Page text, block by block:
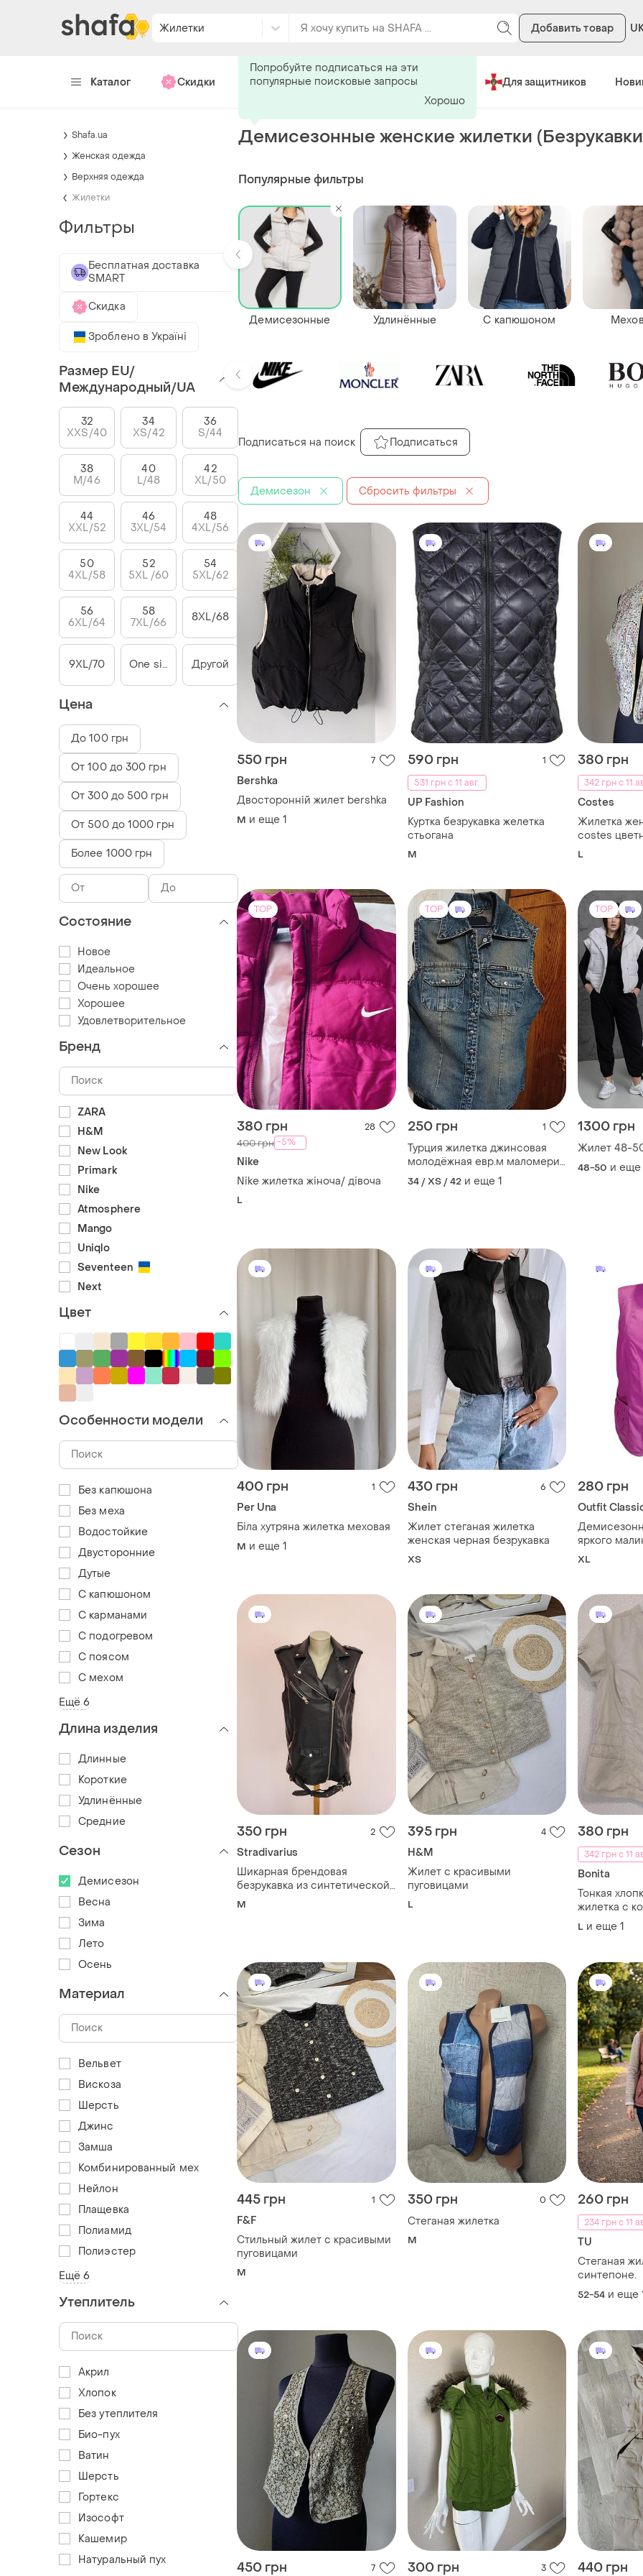
Жилетки Добавить товар
Каталог Скидки Хендмейд Сделано в Украине Для защитников
Демисезонные женские жилетки
550 грн 7
Bershka
Двосторонній жилет bershka
M и еще 1
590 грн
1
531 грн с 11 авг.
UP Fashion
Куртка безрукавка желетка
стьогана
M
380 грн
342 грн с 11
Costes
Жилетка
costes
нитью
L
TOP
380 грн 28
400 грн -5%
Nike
Nike жилетка жіноча/ дівоча
L
TOP
250 грн 1
Турция жилетка джинсовая
молодёжная евр.м маломерит
на s -xs
34 / XS / 42 и еще 1
TOP
1300 грн
Жилет
48-50 и еще
400 грн 1
Per Una
Біла хутряна жилетка меховая
M и еще 1
430 грн 6
Shein
Жилет стеганая жилетка
женская черная безрукавка
ХS
280 грн
Outfit
яркого
цвета с
карманами
XL
350 грн 2
Stradivarius
Шикарная брендовая
безрукавка из синтетической
кожи
M
395 грн 4
H&M
Жилет с красивыми
пуговицами
L
380 грн
342 грн с 11
Bonita
Тонкая
жилетка с
нежно-
немецкого
L и еще 1
445 грн 1
F&F
Стильный жилет с красивыми
пуговицами
M
350 грн 0
Стеганая жилетка
M
260 грн
234 грн с 11
TU
Стеганая
синтепоне.
52-54 и еще
450 грн 7 300 грн 3 440 грн
Популярные фильтры
Демисезонные Удлинённые С капюшоном
Демисезон Сбросить фильтры
Подписаться на поиск Подписаться
Попробуйте подписаться на эти
популярные поисковые запросы
Хорошо
Shafa.ua
Женская одежда
Верхняя одежда
Жилетки
Фильтры
Бесплатная доставка
SMART
Скидка
Зроблено в Україні
Размер EU/
Международный/UA
32
XXS/40
34
XS/42
36
S/44
38
M/46
40
L/48
42
XL/50
44
XXL/52
46
3XL/54
48
4XL/56
50
4XL/58
52
5XL /60
54
5XL/62
56
6XL/64
58
7XL/66
8XL/68
9XL/70 One size Другой
Цена
До 100 грн
От 100 до 300 грн
От 300 до 500 грн
От 500 до 1000 грн
Более 1000 грн
Состояние
Новое
Идеальное
Очень хорошее
Хорошее
Удовлетворительное
Бренд
ZARA
H&M
New Look
Primark
Nike
Atmosphere
Mango
Uniqlo
Seventeen
Next
Цвет
Особенности модели
Без капюшона
Без меха
Водостойкие
Двусторонние
Дутые
С капюшоном
С карманами
С подогревом
С поясом
С мехом
Ещё 6
Длина изделия
Длинные
Короткие
Удлинённые
Средние
Сезон
Демисезон
Весна
Зима
Лето
Осень
Материал
Вельвет
Вискоза
Шерсть
Джинс
Замша
Комбинированный мех
Нейлон
Плащевка
Полиамид
Полиэстер
Ещё 6
Утеплитель
Акрил
Хлопок
Без утеплителя
Био-пух
Ватин
Шерсть
Гортекс
Изософт
Кашемир
Натуральный пух